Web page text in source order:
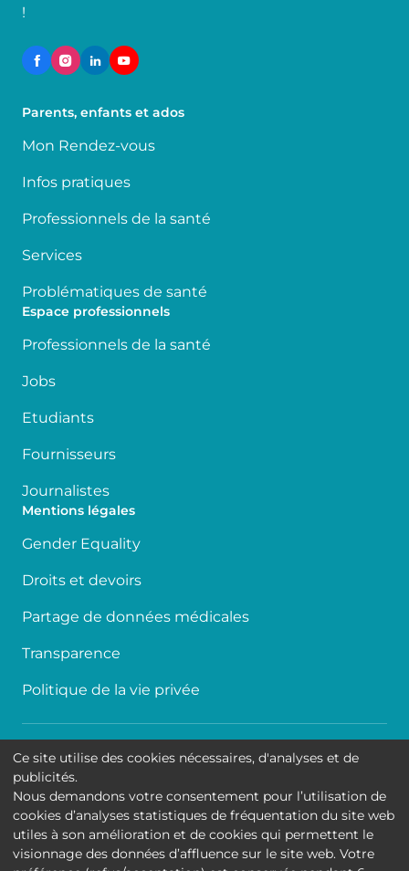
!
Parents, enfants et ados
Mon Rendez-vous
Infos pratiques
Professionnels de la santé
Services
Problématiques de santé
Espace professionnels
Professionnels de la santé
Jobs
Etudiants
Fournisseurs
Journalistes
Mentions légales
Gender Equality
Droits et devoirs
Partage de données médicales
Transparence
Politique de la vie privée
Accessibilité
Contact
Cookies
Mentions légales
Ce site utilise des cookies nécessaires, d'analyses et de
publicités.
Nous demandons votre consentement pour l’utilisation de
cookies d’analyses statistiques de fréquentation du site web
utiles à son amélioration et de cookies qui permettent le
visionnage des données d’affluence sur le site web. Votre